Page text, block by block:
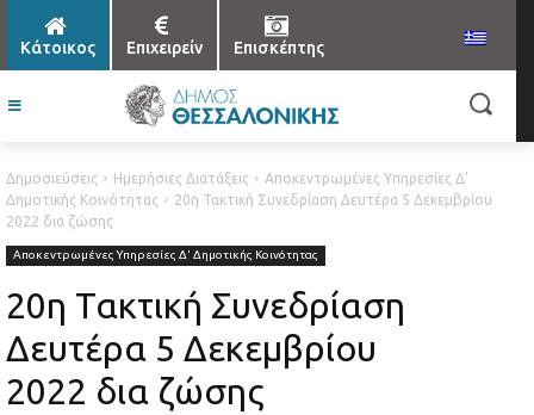
Κάτοικος Επιχειρείν Επισκέπτης
Δημοσιεύσεις Ημερήσιες Διατάξεις
Αποκεντρωμένες Υπηρεσίες Δ'
Δημοτικής Κοινότητας
20η Τακτική Συνεδρίαση Δευτέρα 5 Δεκεμβρίου
2022 δια ζώσης
Αποκεντρωμένες Υπηρεσίες Δ' Δημοτικής Κοινότητας
20η Τακτική Συνεδρίαση
Δευτέρα 5 Δεκεμβρίου
2022 δια ζώσης